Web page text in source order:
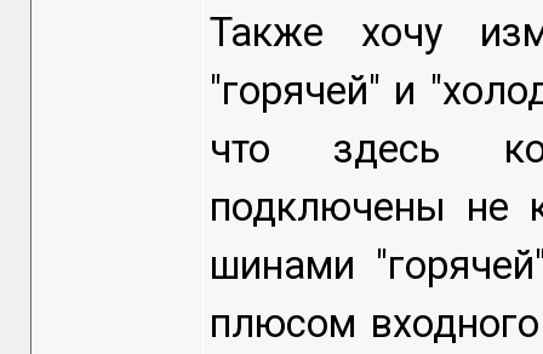
Также хочу
"горячей" и
что здесь
подключены не
шинами
плюсом